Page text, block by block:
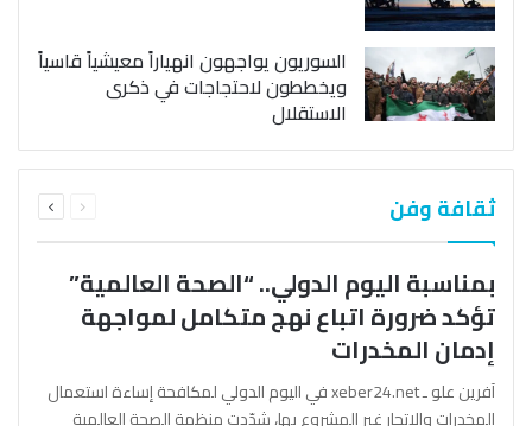
السوريون يواجهون انهياراً معيشياً قاسياً
ويخططون لاحتجاجات في ذكرى
الاستقلال
ثقافة وفن الصفحةالصفحة
بمناسبة اليوم الدولي.. “الصحة العالمية”
تؤكد ضرورة اتباع نهج متكامل لمواجهة
إدمان المخدرات
آفرين علو ـ xeber24.net في اليوم الدولي لمكافحة إساءة استعمال
المخدرات والإتجار غير المشروع بها، شدّدت منظمة الصحة العالمية